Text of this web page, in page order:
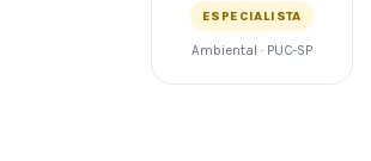
ESPECIALISTA
Ambiental · PUC-SP